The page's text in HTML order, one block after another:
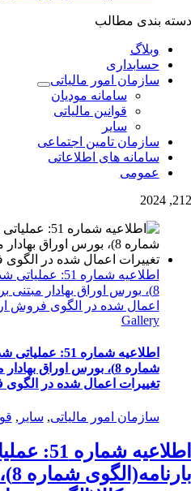
دسته بندی مطالب
وبلاگ
حسابداری
سازمان امور مالیاتی
سامانه مودیان
قوانین مالیاتی
سایر
سازمان تامین اجتماعی
سامانه های اطلاعاتی
عمومی
212, 2024
اطلاعیه شماره
اعمال شده در الگوی فروش
Gallery
اطلاعیه شماره
تغییرات اعمال شده در الگوی
سازمان امور مالیاتی, سایر ,
اطلاعیه